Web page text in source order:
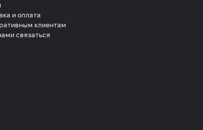
и оплата
клиентам
связаться